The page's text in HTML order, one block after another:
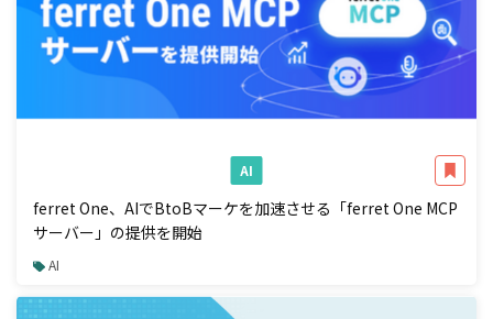
AI
ferret One、AIでBtoBマーケを加速させる「ferret One MCP
サーバー」の提供を開始
AI